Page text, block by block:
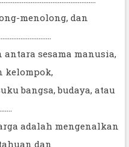
menolong, dan
sesama manusia,
kelompok,
bangsa, budaya, atau
adalah mengenalkan
dan